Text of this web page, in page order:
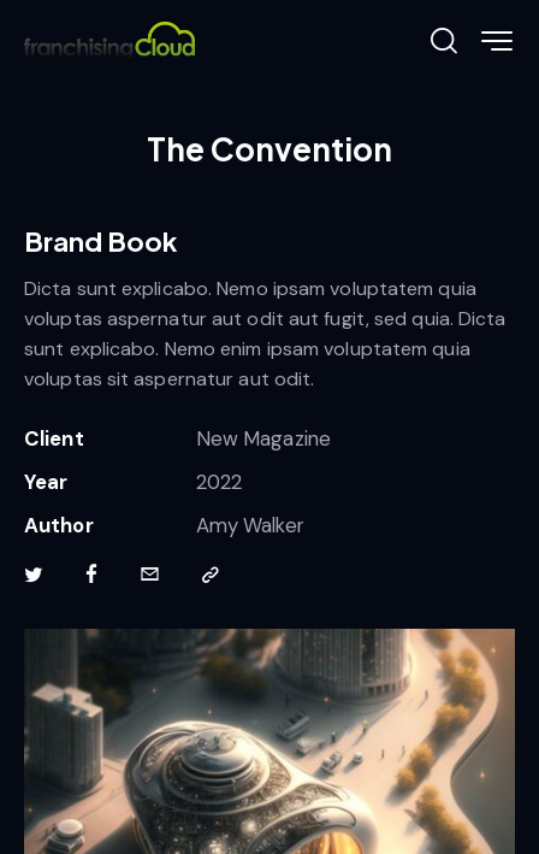
The Convention
Brand Book
Dicta sunt explicabo. Nemo ipsam voluptatem quia
voluptas aspernatur aut odit aut fugit, sed quia. Dicta
sunt explicabo. Nemo enim ipsam voluptatem quia
voluptas sit aspernatur aut odit.
Client
New Magazine
Year
2022
Author
Amy Walker